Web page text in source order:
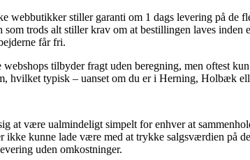
webbutikker stiller garanti om 1 dags levering på de
som trods alt stiller krav om at bestillingen laves inden
får fri.
tilbyder fragt uden beregning, men oftest
hvilket typisk – uanset om du er i Herning, Holbæk
at være ualmindeligt simpelt for enhver at
ikke kunne lade være med at trykke salgsværdien på
uden omkostninger.